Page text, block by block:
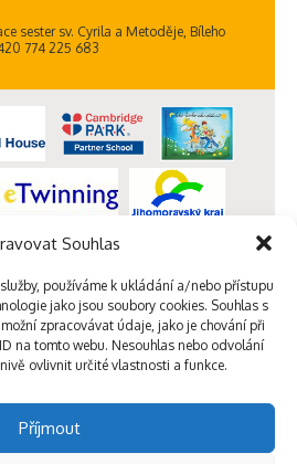
Souhlas
používáme k ukládání a/nebo přístupu
jako jsou soubory cookies. Souhlas s
zpracovávat údaje, jako je chování při
na tomto webu. Nesouhlas nebo odvolání
ovlivnit určité vlastnosti a funkce.
Příjmout
sester sv. Cyrila a Metoděje, Bíleho
774 225 683